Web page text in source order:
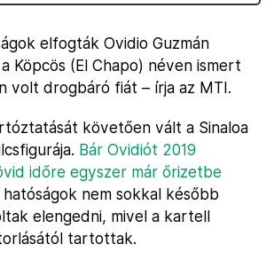
elfogták Ovidio Guzmán
Köpcös (El Chapo) néven ismert
volt drogbáró fiát – írja az MTI.
követően vált a Sinaloa
Bár Ovidiót 2019
időre egyszer már őrizetbe
hatóságok nem sokkal később
elengedni, mivel a kartell
tartottak.